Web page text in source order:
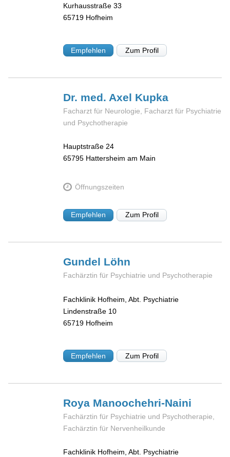
Kurhausstraße 33
65719 Hofheim
Empfehlen Zum Profil
Dr. med. Axel Kupka
Facharzt für Neurologie, Facharzt für Psychiatrie
und Psychotherapie
Hauptstraße 24
65795 Hattersheim am Main
Öffnungszeiten
Empfehlen Zum Profil
Gundel Löhn
Fachärztin für Psychiatrie und Psychotherapie
Fachklinik Hofheim, Abt. Psychiatrie
Lindenstraße 10
65719 Hofheim
Empfehlen Zum Profil
Roya Manoochehri-Naini
Fachärztin für Psychiatrie und Psychotherapie,
Fachärztin für Nervenheilkunde
Fachklinik Hofheim, Abt. Psychiatrie